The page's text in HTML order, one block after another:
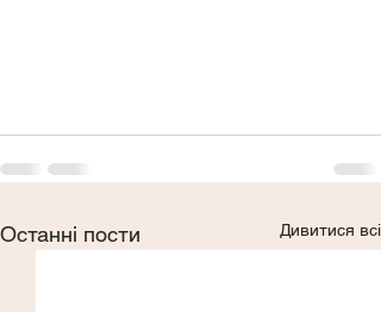
Останні пости Дивитися всі